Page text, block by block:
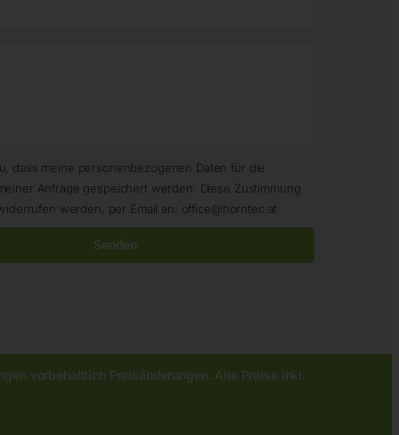
dass meine personenbezogenen Daten für die
Anfrage gespeichert werden. Diese Zustimmung
werden, per Email an: office@horntec.at
Senden
vorbehaltlich Preisänderungen. Alle Preise inkl.